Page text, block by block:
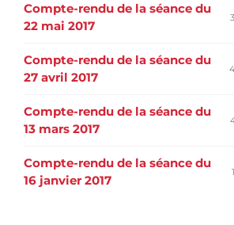
Compte-rendu de la séance du
22 mai 2017
Compte-rendu de la séance du
27 avril 2017
Compte-rendu de la séance du
13 mars 2017
Compte-rendu de la séance du
16 janvier 2017